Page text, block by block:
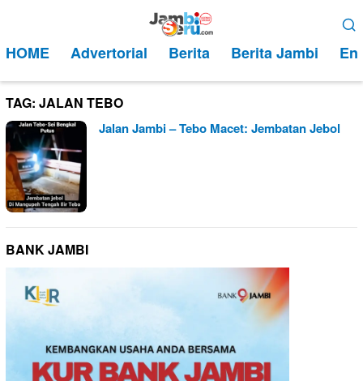
kontenMobile
HOME Advertorial Berita Berita Jambi
TAG: JALAN TEBO
Jalan Jambi – Tebo Macet: Jembatan Jebol
BANK JAMBI